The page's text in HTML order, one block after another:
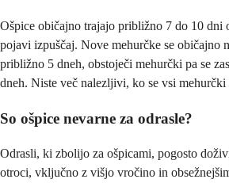
Ošpice običajno trajajo približno 7 do 10 dni
pojavi izpuščaj. Nove mehurčke se običajno
približno 5 dneh, obstoječi mehurčki pa se
dneh. Niste več nalezljivi, ko se vsi mehurčki
So ošpice nevarne za odrasle?
Odrasli, ki zbolijo za ošpicami, pogosto
otroci, vključno z višjo vročino in